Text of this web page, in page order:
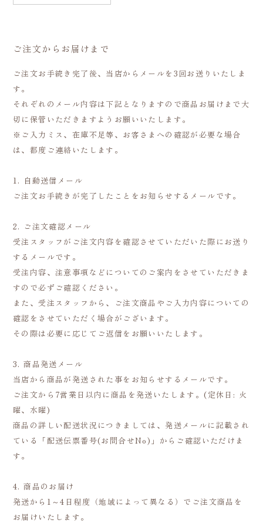
ご注文からお届けまで
ご注文お手続き完了後、当店からメールを3回お送りいたしま
す。
それぞれのメール内容は下記となりますので商品お届けまで大
切に保管いただきますようお願いいたします。
※ご入力ミス、在庫不足等、お客さまへの確認が必要な場合
は、都度ご連絡いたします。
1. 自動送信メール
ご注文お手続きが完了したことをお知らせするメールです。
2. ご注文確認メール
受注スタッフがご注文内容を確認させていただいた際にお送り
するメールです。
受注内容、注意事項などについてのご案内をさせていただきま
すので必ずご確認ください。
また、受注スタッフから、ご注文商品やご入力内容についての
確認をさせていただく場合がございます。
その際は必要に応じてご返信をお願いいたします。
3. 商品発送メール
当店から商品が発送された事をお知らせするメールです。
ご注文から7営業日以内に商品を発送いたします。(定休日: 火
曜、水曜)
商品の詳しい配送状況につきましては、発送メールに記載され
ている「配送伝票番号(お問合せNo)」からご確認いただけま
す。
4. 商品のお届け
発送から1～4日程度（地域によって異なる）でご注文商品を
お届けいたします。